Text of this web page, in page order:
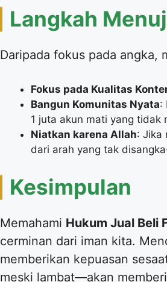
​Langkah
​Daripada fokus pada angka,
Fokus pada Kualitas
Bangun Komunitas Nyata:
1 juta akun mati yang tidak
Niatkan karena Allah: Jika
dari arah yang tak
​Kesimpulan
​Memahami Hukum Jual Beli
cerminan dari iman kita.
memberikan kepuasan
meski lambat—akan